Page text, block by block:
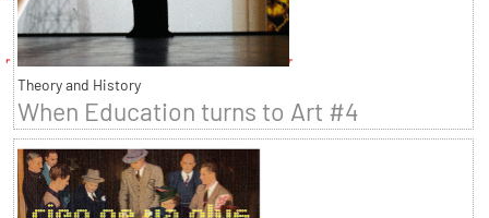
Theory and History
When Education turns to Art #4